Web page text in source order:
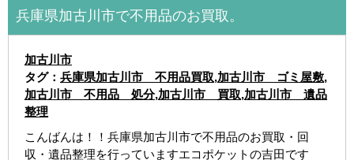
兵庫県加古川市で不用品のお買取。
加古川市
タグ： 兵庫県加古川市 不用品買取,加古川市 ゴミ屋敷,
加古川市 不用品 処分,加古川市 買取,加古川市 遺品
整理
こんばんは！！兵庫県加古川市で不用品のお買取・回
収・遺品整理を行っていますエコポケットの吉田です